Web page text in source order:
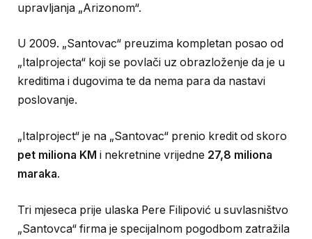
upravljanja „Arizonom“.
U 2009. „Santovac“ preuzima kompletan posao od
„Italprojecta“ koji se povlači uz obrazloženje da je u
kreditima i dugovima te da nema para da nastavi
poslovanje.
„Italproject“ je na „Santovac“ prenio kredit od skoro
pet miliona KM i nekretnine vrijedne 27,8 miliona
maraka.
Tri mjeseca prije ulaska Pere Filipović u suvlasništvo
„Santovca“ firma je specijalnom pogodbom zatražila